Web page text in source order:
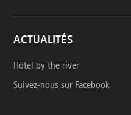
ACTUALITÉS
Hotel by the river
Suivez-nous sur Facebook